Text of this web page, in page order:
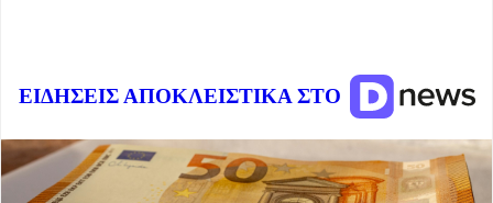
ΕΙΔΗΣΕΙΣ ΑΠΟΚΛΕΙΣΤΙΚΑ ΣΤΟ